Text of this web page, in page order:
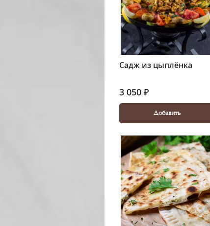
Садж из цыплёнка
3 050 ₽
Добавить